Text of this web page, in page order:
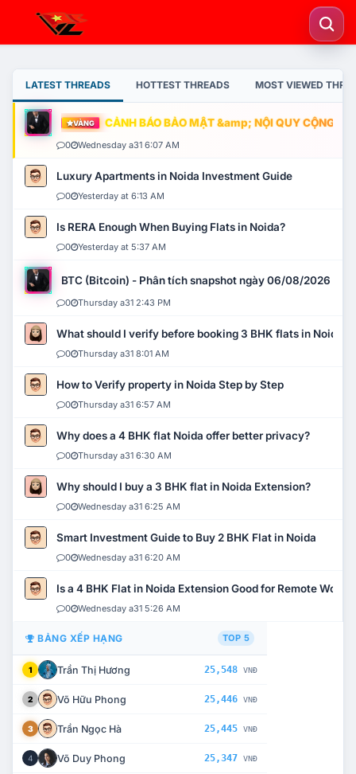
LATEST THREADS HOTTEST THREADS MOST VIEWED
VÀNG CẢNH BÁO BẢO MẬT &amp; NỘI QUY CỘNG
0 Wednesday a31 6:07 AM
Luxury Apartments in Noida Investment Guide
0 Yesterday at 6:13 AM
Is RERA Enough When Buying Flats in Noida?
0 Yesterday at 5:37 AM
BTC (Bitcoin) - Phân tích snapshot ngày 06/08/2026
0 Thursday a31 2:43 PM
What should I verify before booking 3 BHK flats in Noida?
0 Thursday a31 8:01 AM
How to Verify property in Noida Step by Step
0 Thursday a31 6:57 AM
Why does a 4 BHK flat Noida offer better privacy?
0 Thursday a31 6:30 AM
Why should I buy a 3 BHK flat in Noida Extension?
0 Wednesday a31 6:25 AM
Smart Investment Guide to Buy 2 BHK Flat in Noida
0 Wednesday a31 6:20 AM
Is a 4 BHK Flat in Noida Extension Good for Remote Work?
0 Wednesday a31 5:26 AM
BẢNG XẾP HẠNG TOP 5
1 Trần Thị Hương 25,548 VNĐ
2 Võ Hữu Phong 25,446 VNĐ
3 Trần Ngọc Hà 25,445 VNĐ
4 Võ Duy Phong 25,347 VNĐ